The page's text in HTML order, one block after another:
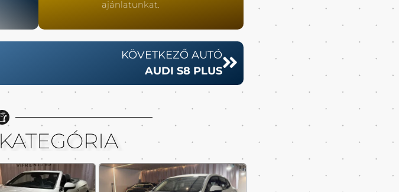
ajánlatunkat.
KÖVETKEZŐ AUTÓ
AUDI S8 PLUS
KATEGÓRIA